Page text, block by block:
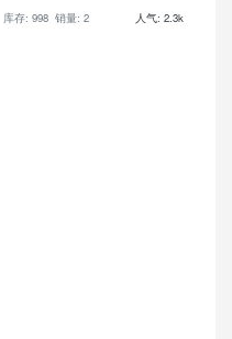
库存: 998 销量: 2 人气: 2.3k